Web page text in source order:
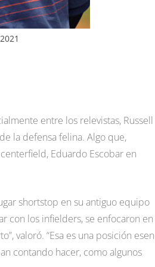
entre los relevistas, Russell
la defensa felina. Algo que,
Eduardo Escobar en
shortstop en su antiguo equipo
con los infielders, se enfocaron en
valoró. “Esa es una posición
contando hacer, como algunos